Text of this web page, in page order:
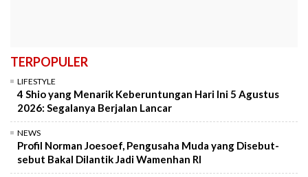
TERPOPULER
LIFESTYLE
4 Shio yang Menarik Keberuntungan Hari Ini 5 Agustus
2026: Segalanya Berjalan Lancar
NEWS
Profil Norman Joesoef, Pengusaha Muda yang Disebut-
sebut Bakal Dilantik Jadi Wamenhan RI